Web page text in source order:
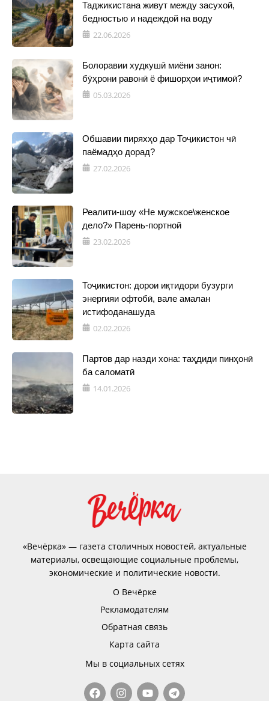
Таджикистана живут между засухой,
бедностью и надеждой на воду
22.06.2026
Болоравии худкушӣ миёни занон:
бӯҳрони равонӣ ё фишорҳои иҷтимоӣ?
05.03.2026
Обшавии пиряхҳо дар Тоҷикистон чӣ
паёмадҳо дорад?
27.02.2026
Реалити-шоу «Не мужское\женское
дело?» Парень-портной
23.02.2026
Тоҷикистон: дорои иқтидори бузурги
энергияи офтобӣ, вале амалан
истифоданашуда
02.02.2026
Партов дар назди хона: таҳдиди пинҳонӣ
ба саломатӣ
14.01.2026
«Вечёрка» — газета столичных новостей, актуальные
материалы, освещающие социальные проблемы,
экономические и политические новости.
О Вечёрке
Рекламодателям
Обратная связь
Карта сайта
Мы в социальных сетях